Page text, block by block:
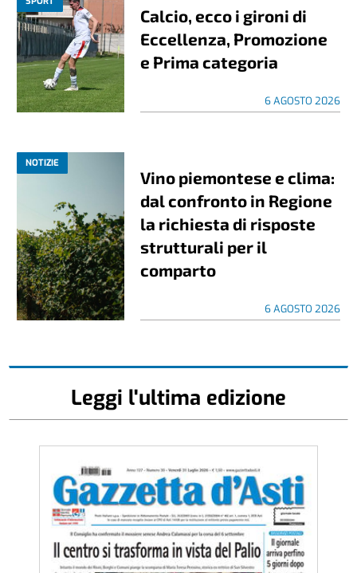
Calcio, ecco i gironi di
Eccellenza, Promozione
e Prima categoria
6 AGOSTO 2026
NOTIZIE
Vino piemontese e clima:
dal confronto in Regione
la richiesta di risposte
strutturali per il
comparto
6 AGOSTO 2026
Leggi l'ultima edizione